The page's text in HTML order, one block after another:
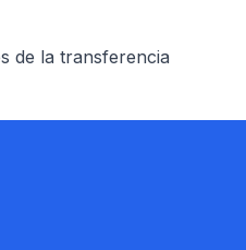
de la transferencia